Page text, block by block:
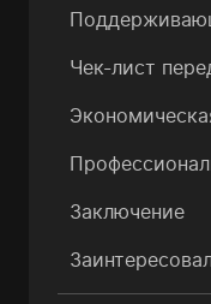
Чек-лист
Заключение